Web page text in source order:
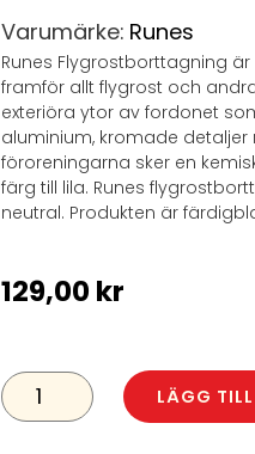
Varumärke: Runes
Runes Flygrostborttagning
framför allt flygrost och
exteriöra ytor av fordonet
aluminium, kromade
föroreningarna sker en
färg till lila. Runes
neutral. Produkten är
129,00 kr
RUNES
FLYGROSTBORTTAGNING
500ML
MÄNGD
LÄGG